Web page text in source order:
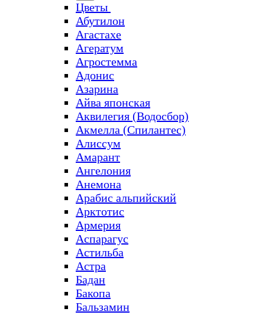
Цветы
Абутилон
Агастахе
Агератум
Агростемма
Адонис
Азарина
Айва японская
Аквилегия (Водосбор)
Акмелла (Спилантес)
Алиссум
Амарант
Ангелония
Анемона
Арабис альпийский
Арктотис
Армерия
Аспарагус
Астильба
Астра
Бадан
Бакопа
Бальзамин